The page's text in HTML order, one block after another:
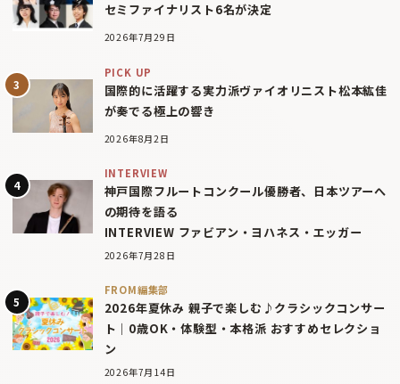
セミファイナリスト6名が決定
2026年7月29日
PICK UP
国際的に活躍する実力派ヴァイオリニスト松本紘佳
が奏でる極上の響き
2026年8月2日
INTERVIEW
神戸国際フルートコンクール優勝者、日本ツアーへ
の期待を語る
INTERVIEW ファビアン・ヨハネス・エッガー
2026年7月28日
FROM編集部
2026年夏休み 親子で楽しむ♪クラシックコンサー
ト｜0歳OK・体験型・本格派 おすすめセレクショ
ン
2026年7月14日